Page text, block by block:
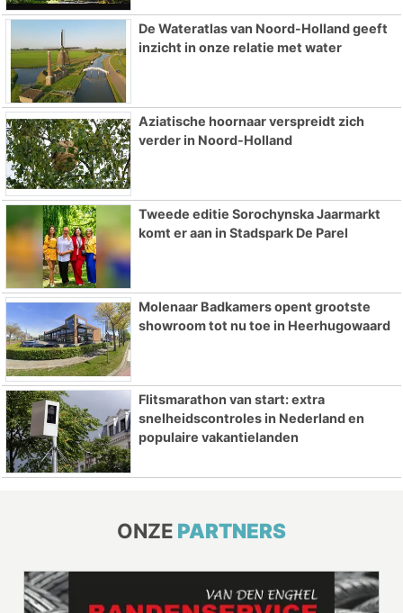
De Wateratlas van Noord-Holland geeft
inzicht in onze relatie met water
Aziatische hoornaar verspreidt zich
verder in Noord-Holland
Tweede editie Sorochynska Jaarmarkt
komt er aan in Stadspark De Parel
Molenaar Badkamers opent grootste
showroom tot nu toe in Heerhugowaard
Flitsmarathon van start: extra
snelheidscontroles in Nederland en
populaire vakantielanden
ONZE PARTNERS